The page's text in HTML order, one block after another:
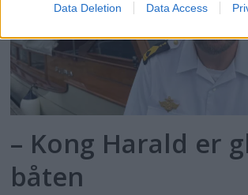
Data Deletion Data Access
– Kong Harald er
båten